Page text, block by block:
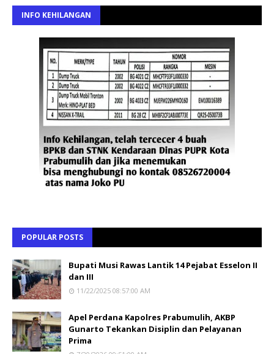
INFO KEHILANGAN
POPULAR POSTS
Bupati Musi Rawas Lantik 14 Pejabat Esselon II
dan III
11/22/2025 08:57:00 AM
Apel Perdana Kapolres Prabumulih, AKBP
Gunarto Tekankan Disiplin dan Pelayanan
Prima